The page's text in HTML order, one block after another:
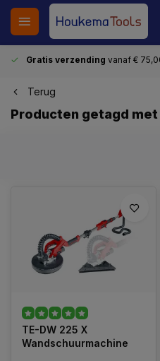
Gratis verzending vanaf €
Terug
Producten getagd met
TE-DW 225 X
Wandschuurmachine